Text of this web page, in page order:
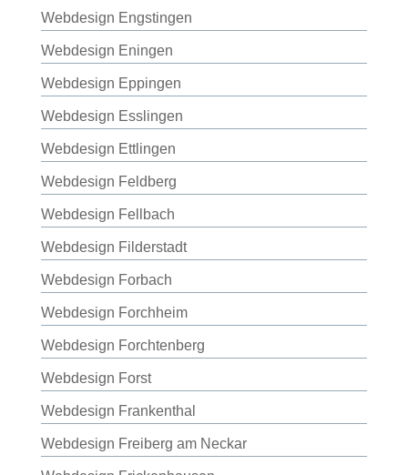
Webdesign Engstingen
Webdesign Eningen
Webdesign Eppingen
Webdesign Esslingen
Webdesign Ettlingen
Webdesign Feldberg
Webdesign Fellbach
Webdesign Filderstadt
Webdesign Forbach
Webdesign Forchheim
Webdesign Forchtenberg
Webdesign Forst
Webdesign Frankenthal
Webdesign Freiberg am Neckar